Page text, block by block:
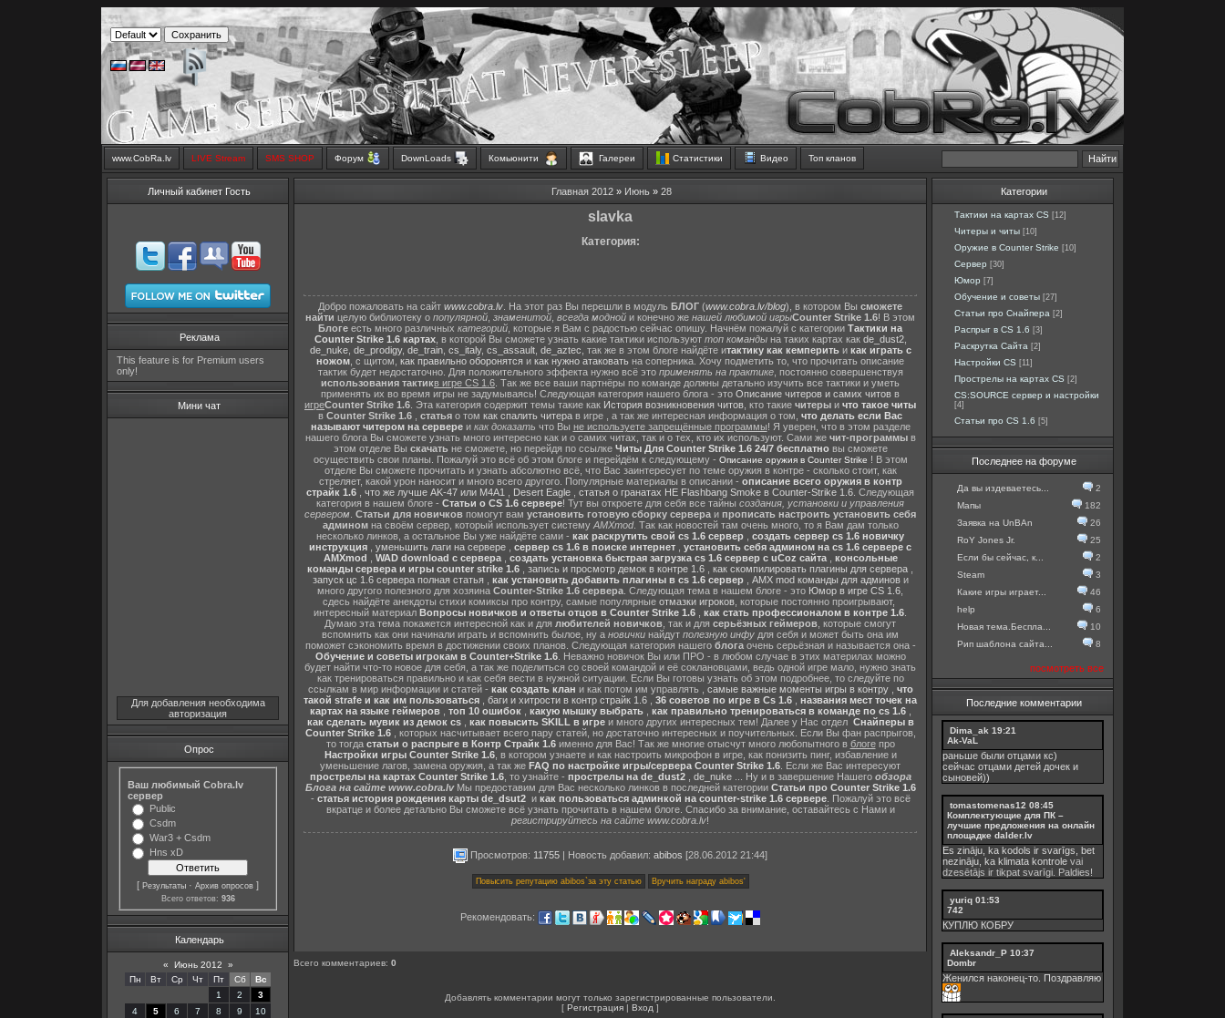
www.CobRa.lv LIVE Stream SMS SHOP Форум DownLoads Комьюнити Галереи Статистики Видео Топ кланов
Личный кабинет Гость
Реклама
This feature is for Premium users
only!
Мини чат
Для добавления необходима
авторизация
Опрос
Ваш любимый Cobra.lv
сервер
Public
Csdm
War3 + Csdm
Hns xD
[ Результаты · Архив опросов ]
Всего ответов: 936
Календарь
« Июнь 2012
»
Пн
Вт Ср Чт Пт Сб
Вс
1
2
3
4
5 6 7 8 9
10
Главная 2012 » Июнь » 28
slavka
Категория:
Добро пожаловать на сайт www.cobra.lv . На этот раз Вы перешли в модуль БЛОГ (www.cobra.lv/blog), в котором Вы сможете
найти целую библиотеку о популярной знаменитой всегда модной и конечно же нашей любимой игрыCounter Strike 1.6! В этом
Блоге есть много различных категорий , которые я Вам с радостью сейчас опишу. Начнём пожалуй с категории Тактики на
Counter Strike 1.6 картах, в которой Вы сможете узнать какие тактики используют топ командына таких картах как de_dust2,
de_nuke, de_prodigy, de_train, cs_italy, cs_assault, de_aztec , так же в этом блоге найдёте итактику как кемперитьи как играть с
ножом , с щитом, как правильно оборонятся и как нужно атаковать на соперника. Хочу подметить то, что прочитать описание
тактик будет недостаточно. Для положительного эффекта нужно всё это применять на практике, постоянно совершенствуя
использования тактикв игре CS 1.6 . Так же все ваши партнёры по команде должны детально изучить все тактики и уметь
применять их во время игры не задумываясь! Следующая категория нашего блога - это Описание читеров и самих читов в
игреCounter Strike 1.6 . Эта категория содержит темы такие как История возникновения читов , кто такие читеры и что такое читы
в Counter Strike 1.6 статья о том как спалить читера в игре , а так же интересная информация о том, что делать если Вас
называют читером на сервереи как доказать что Вы не используете запрещённые программы! Я уверен, что в этом разделе
нашего блога Вы сможете узнать много интересно как и о самих читах, так и о тех, кто их используют. Сами же чит-программыв
этом отделе Вы скачатьне сможете, но перейдя по ссылке Читы Для Counter Strike 1.6 24/7 бесплатновы сможете
осуществить свои планы. Пожалуй это всё об этом блоге и перейдём к следующему - Описание оружия в Counter Strike ! В этом
отделе Вы сможете прочитать и узнать абсолютно всё, что Вас заинтересует по теме оружия в контре - сколько стоит, как
стреляет, какой урон наносит и много всего другого. Популярные материалы в описании - описание всего оружия в контр
страйк 1.6
что же лучше AK-47 или M4A1 Desert Eagle статья о гранатах HE Flashbang Smoke в Counter-Strike 1.6 . Следующая
категория в нашем блоге - Статьи о CS 1.6 сервере! Тут вы откроете для себя все тайны создания, установки и управления
сервером Статьи для новичков помогут вам установить готовую сборку сервера и прописать настроить установить себя
админомна своём сервер, который использует систему AMXmod. Так как новостей там очень много, то я Вам дам только
несколько линков, а остальное Вы уже найдёте сами - как раскрутить свой cs 1.6 сервер
создать сервер cs 1.6 новичку
инструкция
уменьшить лаги на сервере сервер cs 1.6 в поиске интернет
установить себя админом на cs 1.6 сервере с
AMXmod
WAD download с сервера, создать установка быстрая загрузка cs 1.6 сервер с uCoz сайта, консольные
команды сервера и игры counter strike 1.6
запись и просмотр демок в контре 1.6 как скомпилировать плагины для сервера
запуск цс 1.6 сервера полная статья, как установить добавить плагины в cs 1.6 сервер, AMX mod команды для админови
много другого полезного для хозяина Counter-Strike 1.6 сервера . Следующая тема в нашем блоге - это Юмор в игре CS 1.6
сдесь найдёте анекдоты стихи комиксы про контру, самые популярные отмазки игроков , которые постоянно проигрывают,
интересный материал Вопросы новичков и ответы отцов в Counter Strike 1.6 как стать профессионалом в контре 1.6
Думаю эта тема покажется интересной как и для любителей новичков , так и для серьёзных геймеров , которые смогут
вспомнить как они начинали играть и вспомнить былое, ну а новички найдут полезную инфу для себя и может быть она им
поможет сэкономить время в достижении своих планов. Следующая категория нашего блогаочень серьёзная и называется она -
Обучение и советы игрокам в Counter+Strike 1.6. Неважно новичок Вы или ПРО - в любом случае в этих материлах можно
будет найти что-то новое для себя, а так же поделиться со своей командой и её соклановцами, ведь одной игре мало, нужно знать
как тренироваться правильно и как себя вести в нужной ситуации. Если Вы готовы узнать об этом подробнее, то следуйте по
ссылкам в мир информации и статей - как создать клан и как потом им управлять , самые важные моменты игры в контру, что
такой strafe и как им пользоваться
баги и хитрости в контр страйк 1.6 36 советов по игре в Cs 1.6
названия мест точек на
картах на языке геймеров, топ 10 ошибок, какую мышку выбрать, как правильно тренироваться в команде по cs 1.6,
как сделать мувик из демок cs, как повысить SKILL в игреи много других интересных тем! Далее у Нас отдел Снайперы в
Counter Strike 1.6, которых насчитывает всего пару статей, но достаточно интересных и поучительных. Если Вы фан распрыгов,
то тогда статьи о распрыге в Контр Страйк 1.6именно для Вас! Так же многие отысчут много любопытного в блогепро
Настройки игры Counter Strike 1.6, в котором узнаете и как настроить микрофон в игре, как понизить пинг, избавление и
уменьшение лагов, замена оружия, а так же FAQ по настройке игры/сервера Counter Strike 1.6 . Если же Вас интересуют
прострелы на картах Counter Strike 1.6, то узнайте - прострелы на de_dust2, de_nuke... Ну и в завершение Нашего обзора
Блога на сайте www.cobra.lvМы предоставим для Вас несколько линков в последней категории Статьи про Counter Strike 1.6
- статья история рождения карты de_dsut2и как пользоваться админкой на counter-strike 1.6 сервере. Пожалуй это всё
вкратце и более детально Вы сможете всё узнать прочитать в нашем блоге. Спасибо за внимание, оставайтесь с Нами и
регистрируйтесь на сайте www.cobra.lv!
Просмотров: 11755 | Новость добавил: abibos [28.06.2012 21:44]
Рекомендовать:
Всего комментариев: 0
Добавлять комментарии могут только зарегистрированные пользователи.
[ Регистрация | Вход ]
Категории
Тактики на картах CS [12]
Читеры и читы [10]
Оружие в Counter Strike [10]
Сервер [30]
Юмор [7]
Обучение и советы [27]
Статьи про Снайпера [2]
Распрыг в CS 1.6 [3]
Раскрутка Сайта [2]
Настройки CS [11]
Прострелы на картах CS [2]
CS:SOURCE сервер и настройки
[4]
Статьи про CS 1.6 [5]
Последнее на форуме
Да вы издеваетесь...
2
Мапы
182
Заявка на UnBAn
26
RoY Jones Jr.
25
Если бы сейчас, к...
2
Steam
3
Какие игры играет...
46
help
6
Новая тема.Беспла...
10
Рип шаблона сайта...
8
посмотреть все
Последние комментарии
Dima_ak 19:21
Ak-VaL
раньше были отцами кс)
сейчас отцами детей дочек и
сыновей))
tomastomenas12 08:45
Комплектующие для ПК –
лучшие предложения на онлайн
площадке dalder.lv
Es zināju, ka kodols ir svarīgs, bet
nezināju, ka klimata kontrole vai
dzesētājs ir tikpat svarīgi. Paldies!
yuriq 01:53
742
КУПЛЮ КОБРУ
Aleksandr_P 10:37
Dombr
Женился наконец-то. Поздравляю